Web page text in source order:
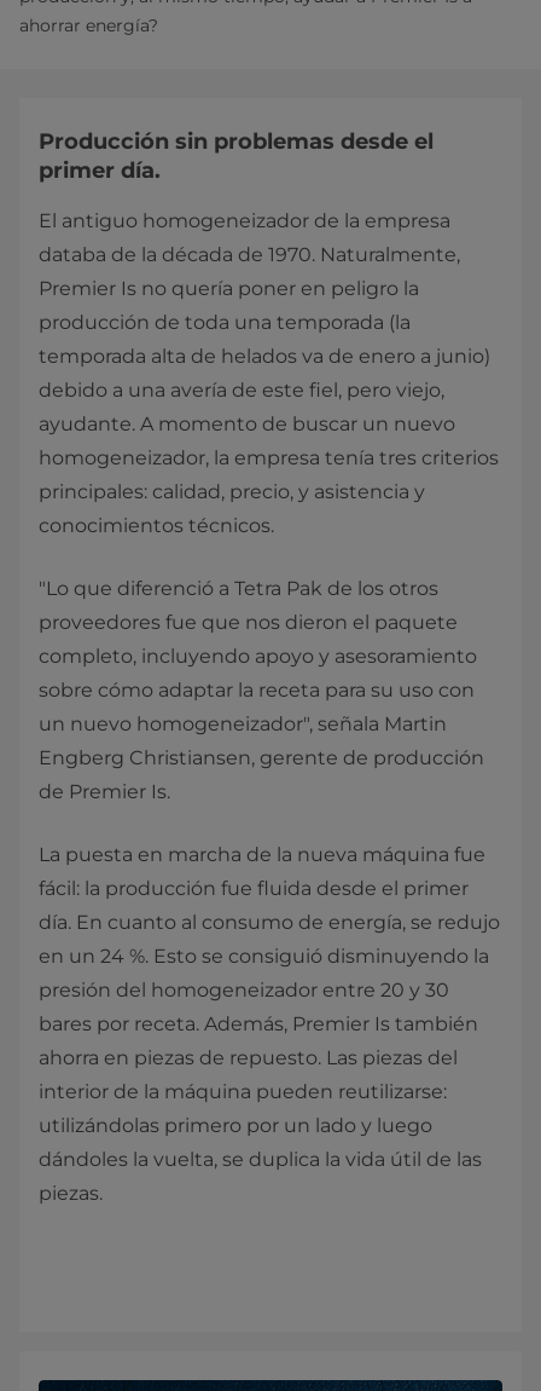
ahorrar energía?
Producción sin problemas desde el
primer día.
El antiguo homogeneizador de la empresa
databa de la década de 1970. Naturalmente,
Premier Is no quería poner en peligro la
producción de toda una temporada (la
temporada alta de helados va de enero a junio)
debido a una avería de este fiel, pero viejo,
ayudante. A momento de buscar un nuevo
homogeneizador, la empresa tenía tres criterios
principales: calidad, precio, y asistencia y
conocimientos técnicos.
"Lo que diferenció a Tetra Pak de los otros
proveedores fue que nos dieron el paquete
completo, incluyendo apoyo y asesoramiento
sobre cómo adaptar la receta para su uso con
un nuevo homogeneizador", señala Martin
Engberg Christiansen, gerente de producción
de Premier Is.
La puesta en marcha de la nueva máquina fue
fácil: la producción fue fluida desde el primer
día. En cuanto al consumo de energía, se redujo
en un 24 %. Esto se consiguió disminuyendo la
presión del homogeneizador entre 20 y 30
bares por receta. Además, Premier Is también
ahorra en piezas de repuesto. Las piezas del
interior de la máquina pueden reutilizarse:
utilizándolas primero por un lado y luego
dándoles la vuelta, se duplica la vida útil de las
piezas.